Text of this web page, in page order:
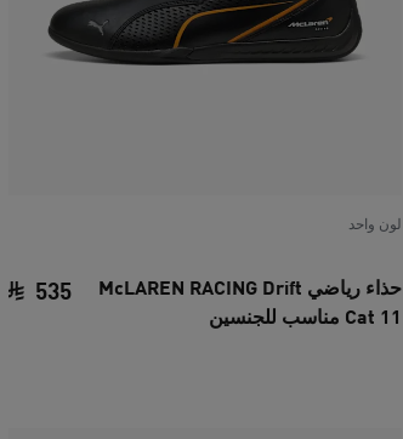
لون واحد
حذاء رياضي McLAREN RACING Drift
Cat 11 مناسب للجنسين
535